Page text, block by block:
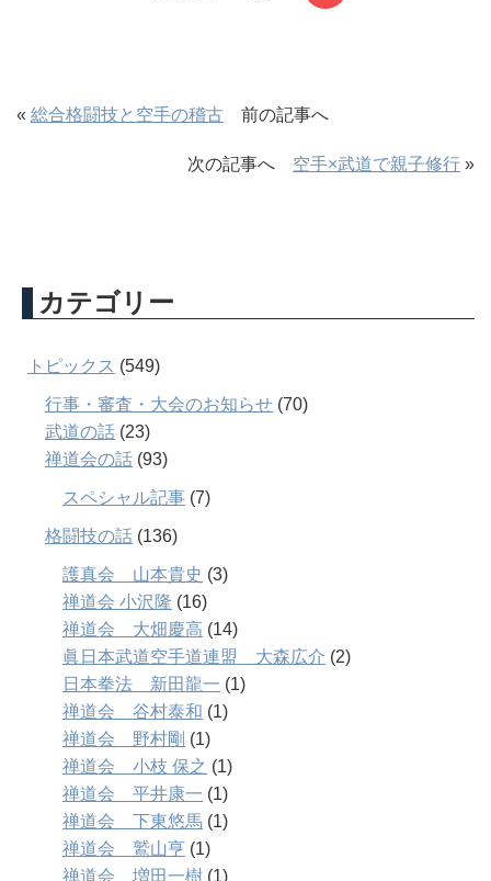
« 総合格闘技と空手の稽古 前の記事へ
次の記事へ 空手×武道で親子修行 »
カテゴリー
トピックス (549)
行事・審査・大会のお知らせ (70)
武道の話 (23)
禅道会の話 (93)
スペシャル記事 (7)
格闘技の話 (136)
護真会 山本貴史 (3)
禅道会 小沢隆 (16)
禅道会 大畑慶高 (14)
眞日本武道空手道連盟 大森広介 (2)
日本拳法 新田龍一 (1)
禅道会 谷村泰和 (1)
禅道会 野村剛 (1)
禅道会 小枝 保之 (1)
禅道会 平井康一 (1)
禅道会 下東悠馬 (1)
禅道会 鷲山亨 (1)
禅道会 増田一樹 (1)